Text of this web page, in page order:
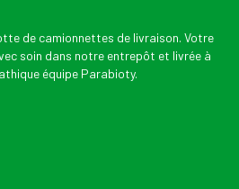
de camionnettes de livraison. Votre
soin dans notre entrepôt et livrée à
équipe Parabioty.